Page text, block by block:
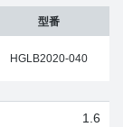
型番
HGLB2020-040
1.6